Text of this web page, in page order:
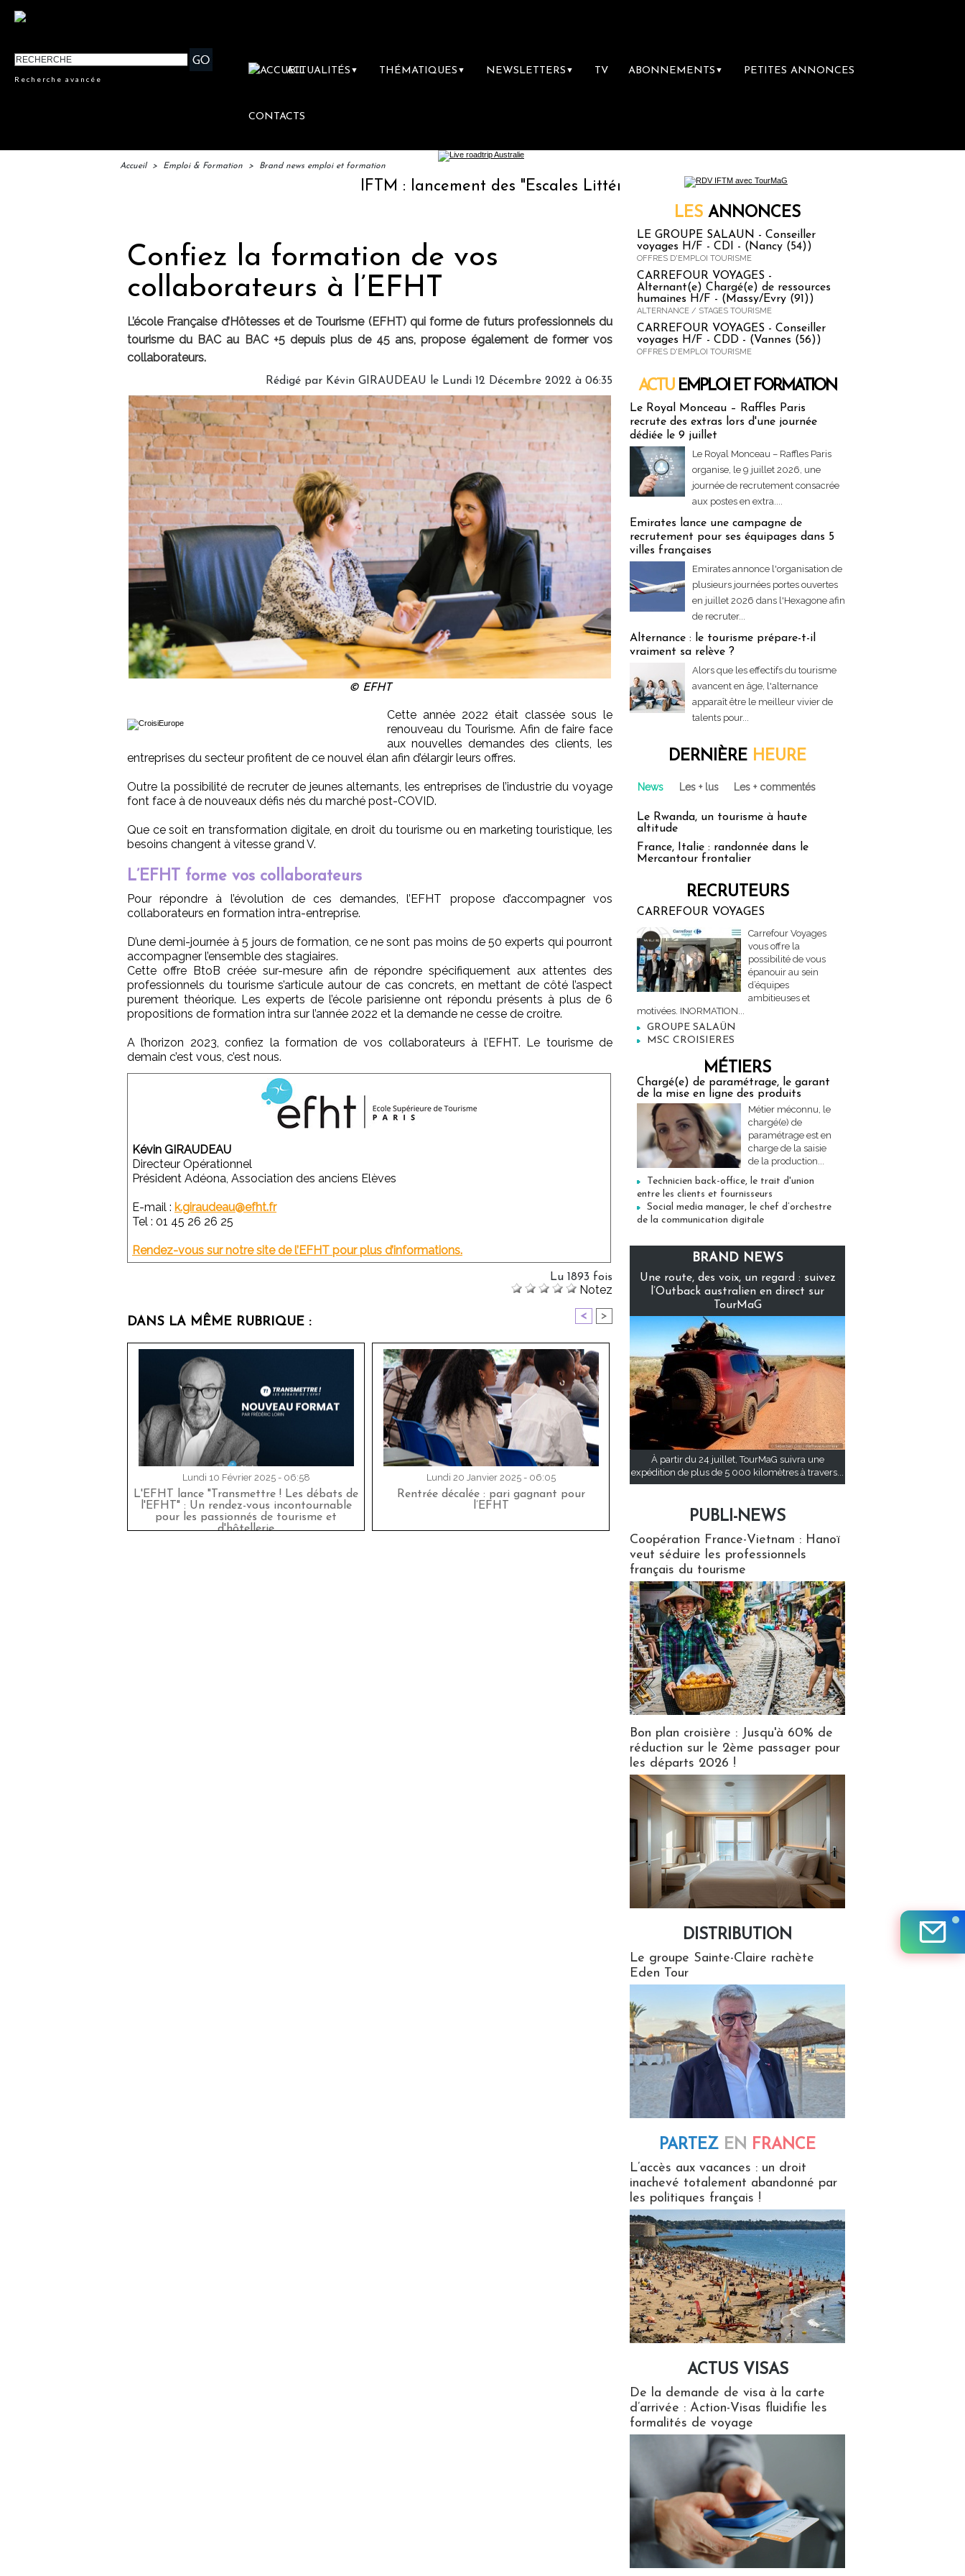
Recherche avancée
ACTUALITÉS ▼ THÉMATIQUES ▼ NEWSLETTERS ▼ TV ABONNEMENTS ▼ PETITES ANNONCES
CONTACTS
Accueil > Emploi & Formation > Brand news emploi et formation
IFTM : lancement des "Escales Littéraires", la première librairie du voyage
Confiez la formation de vos
collaborateurs à l’EFHT
L’école Française d’Hôtesses et de Tourisme (EFHT) qui forme de futurs professionnels du
tourisme du BAC au BAC +5 depuis plus de 45 ans, propose également de former vos
collaborateurs.
Rédigé par Kévin GIRAUDEAU le Lundi 12 Décembre 2022 à 06:35
© EFHT
Cette année 2022 était classée sous le
renouveau du Tourisme. Afin de faire face
aux nouvelles demandes des clients, les
entreprises du secteur profitent de ce nouvel élan afin d’élargir leurs offres.
Outre la possibilité de recruter de jeunes alternants, les entreprises de l’industrie du voyage
font face à de nouveaux défis nés du marché post-COVID.
Que ce soit en transformation digitale, en droit du tourisme ou en marketing touristique, les
besoins changent à vitesse grand V.
L’EFHT forme vos collaborateurs
Pour répondre à l’évolution de ces demandes, l’EFHT propose d’accompagner vos
collaborateurs en formation intra-entreprise.
D’une demi-journée à 5 jours de formation, ce ne sont pas moins de 50 experts qui pourront
accompagner l’ensemble des stagiaires.
Cette offre BtoB créée sur-mesure afin de répondre spécifiquement aux attentes des
professionnels du tourisme s’articule autour de cas concrets, en mettant de côté l’aspect
purement théorique. Les experts de l’école parisienne ont répondu présents à plus de 6
propositions de formation intra sur l’année 2022 et la demande ne cesse de croitre.
A l’horizon 2023, confiez la formation de vos collaborateurs à l’EFHT. Le tourisme de
demain c’est vous, c’est nous.
Kévin GIRAUDEAU
Directeur Opérationnel
Président Adéona, Association des anciens Elèves
E-mail : k.giraudeau@efht.fr
Tel : 01 45 26 26 25
Rendez-vous sur notre site de l’EFHT pour plus d’informations.
Lu 1893 fois
Notez
DANS LA MÊME RUBRIQUE : < >
Lundi 10 Février 2025 - 06:58
L'EFHT lance "Transmettre ! Les débats de
l'EFHT" : Un rendez-vous incontournable
pour les passionnés de tourisme et
d'hôtellerie
Lundi 20 Janvier 2025 - 06:05
Rentrée décalée : pari gagnant pour
l’EFHT
LES ANNONCES
LE GROUPE SALAUN - Conseiller
voyages H/F - CDI - (Nancy (54))
OFFRES D'EMPLOI TOURISME
CARREFOUR VOYAGES -
Alternant(e) Chargé(e) de ressources
humaines H/F - (Massy/Evry (91))
ALTERNANCE / STAGES TOURISME
CARREFOUR VOYAGES - Conseiller
voyages H/F - CDD - (Vannes (56))
OFFRES D'EMPLOI TOURISME
ACTU EMPLOI ET FORMATION
Le Royal Monceau – Raffles Paris
recrute des extras lors d'une journée
dédiée le 9 juillet
Le Royal Monceau – Raffles Paris
organise, le 9 juillet 2026, une
journée de recrutement consacrée
aux postes en extra....
Emirates lance une campagne de
recrutement pour ses équipages dans 5
villes françaises
Emirates annonce l'organisation de
plusieurs journées portes ouvertes
en juillet 2026 dans l'Hexagone afin
de recruter...
Alternance : le tourisme prépare-t-il
vraiment sa relève ?
Alors que les effectifs du tourisme
avancent en âge, l'alternance
apparaît être le meilleur vivier de
talents pour...
DERNIÈRE HEURE
News Les + lus Les + commentés
Le Rwanda, un tourisme à haute
altitude
France, Italie : randonnée dans le
Mercantour frontalier
RECRUTEURS
CARREFOUR VOYAGES
Carrefour Voyages
vous offre la
possibilité de vous
épanouir au sein
d’équipes
ambitieuses et
motivées. INORMATION...
GROUPE SALAÜN
MSC CROISIERES
MÉTIERS
Chargé(e) de paramétrage, le garant
de la mise en ligne des produits
Métier méconnu, le
chargé(e) de
paramétrage est en
charge de la saisie
de la production...
Technicien back-office, le trait d'union
entre les clients et fournisseurs
Social media manager, le chef d’orchestre
de la communication digitale
BRAND NEWS
Une route, des voix, un regard : suivez
l’Outback australien en direct sur
TourMaG
À partir du 24 juillet, TourMaG suivra une
expédition de plus de 5 000 kilomètres à travers...
PUBLI-NEWS
Coopération France-Vietnam : Hanoï
veut séduire les professionnels
français du tourisme
Bon plan croisière : Jusqu'à 60% de
réduction sur le 2ème passager pour
les départs 2026 !
DISTRIBUTION
Le groupe Sainte-Claire rachète
Eden Tour
PARTEZ EN FRANCE
L’accès aux vacances : un droit
inachevé totalement abandonné par
les politiques français !
ACTUS VISAS
De la demande de visa à la carte
d’arrivée : Action-Visas fluidifie les
formalités de voyage